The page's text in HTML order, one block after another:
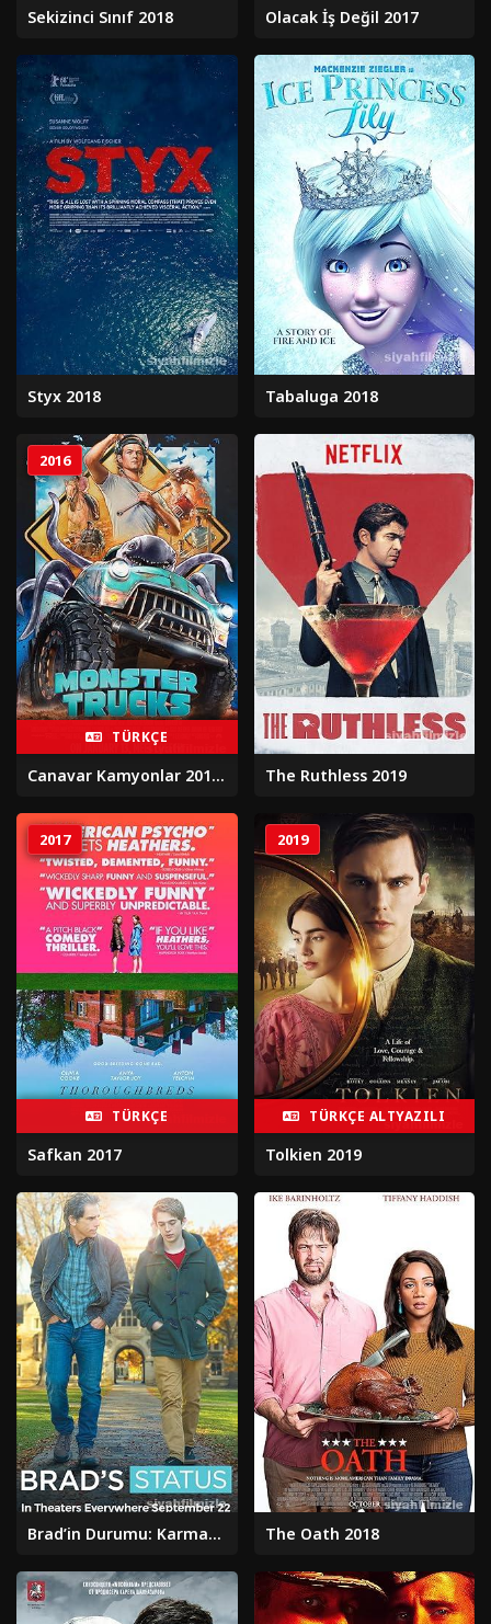
Sekizinci Sınıf 2018 Olacak İş Değil 2017
Styx 2018 Tabaluga 2018
2016
TÜRKÇE
Canavar Kamyonlar 2016 film izle The Ruthless 2019
2017
TÜRKÇE
Safkan 2017
2019
TÜRKÇE ALTYAZILI
Tolkien 2019
Brad’in Durumu: Karmaşık 2017 The Oath 2018